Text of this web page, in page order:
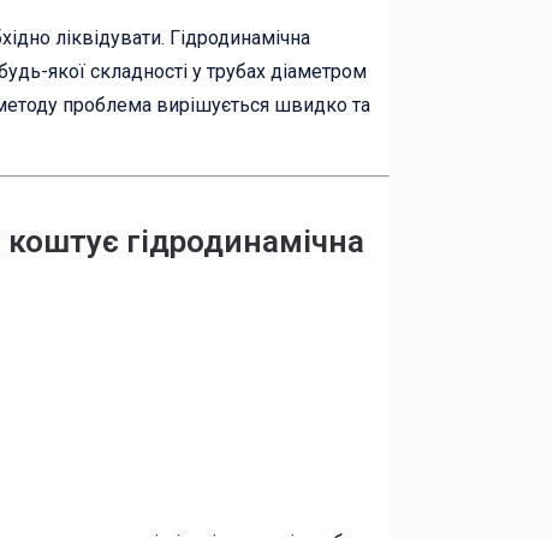
ліквідувати. Гідродинамічна
якої складності у трубах діаметром
проблема вирішується швидко та
гідродинамічна